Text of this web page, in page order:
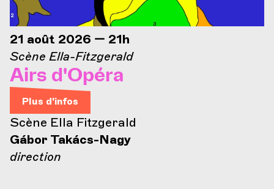
21 août 2026 — 21h
Scène Ella-Fitzgerald
Airs d'Opéra
Plus d'infos
Scène Ella Fitzgerald
Gábor Takács-Nagy
direction